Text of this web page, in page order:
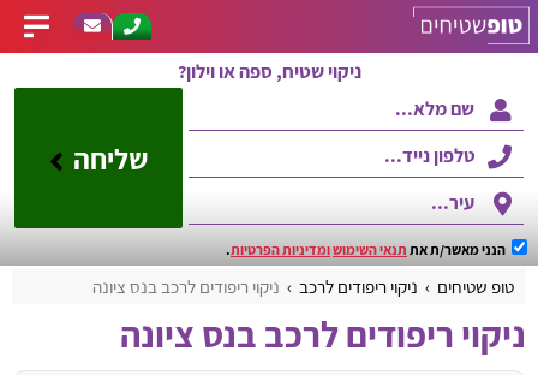
ניקוי שטיח, ספה או וילון?
שליחה
הנני מאשר/ת את תנאי השימושומדיניות הפרטיות.
טופ שטיחים ניקוי ריפודים לרכב ניקוי ריפודים לרכב בנס ציונה
ניקוי ריפודים לרכב בנס ציונה